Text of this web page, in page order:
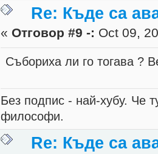
Re: Къде са
« Отговор #9 -: Oct 09,
Събориха ли го тогава ?
Без подпис - най-хубу. Че
философи.
Re: Къде са